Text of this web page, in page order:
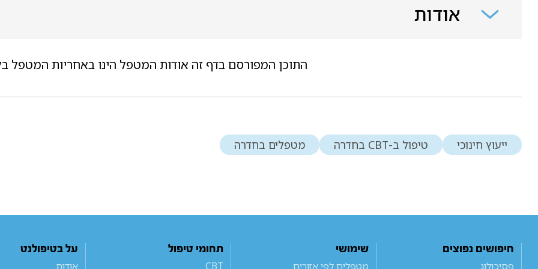
אודות
התוכן המפורסם בדף זה אודות המטפל הינו באחריות המטפל
ייעוץ חינוכי טיפול ב-CBT בחדרה מטפלים בחדרה
חיפושים נפוצים
פסיכולוג
שימושי
מטפלים לפי אזורים
תחומי טיפול
CBT
על בטיפולנט
אודות